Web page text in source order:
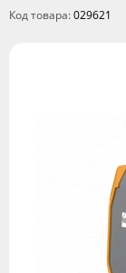
Код товара:029621